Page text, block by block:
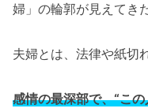
婦」の輪郭が見えてきた
夫婦とは、法律や紙切
感情の最深部で、“こ